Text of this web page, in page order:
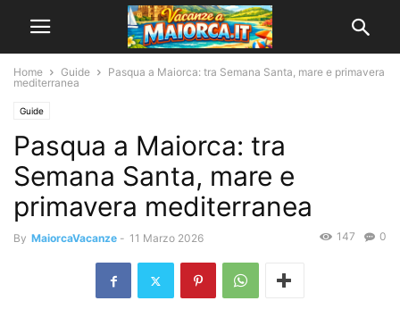
Home Guide
Pasqua a Maiorca: tra Semana Santa, mare e primavera
mediterranea
Guide
Pasqua a Maiorca: tra
Semana Santa, mare e
primavera mediterranea
By MaiorcaVacanze - 11 Marzo 2026 0
147